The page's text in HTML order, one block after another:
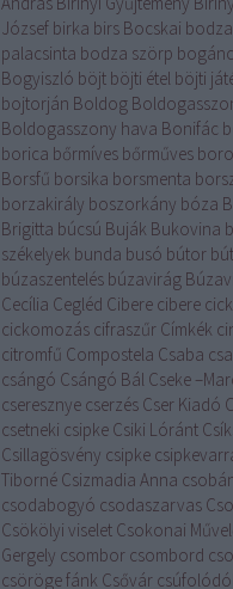
József birka birs Bocskai bodza
palacsinta bodza szörp
Bogyiszló böjt böjti étel böjti
bojtorján Boldog
Boldogasszony hava Bonifác
borica bőrmíves bőrműves
Borsfű borsika borsmenta
borzakirály boszorkány bóza
Brigitta búcsú Buják Bukovina
székelyek bunda busó bútor
búzaszentelés búzavirág
Cecília Cegléd Cibere cibere
cickomozás cifraszűr Címkék
citromfű Compostela Csaba
csángó Csángó Bál Cseke
cseresznye cserzés Cser Kiadó
csetneki csipke Csiki Lóránt
Csillagösvény csipke
Tiborné Csizmadia Anna
csodabogyó csodaszarvas
Csökölyi viselet Csokonai
Gergely csombor csombord
csöröge fánk Csővár